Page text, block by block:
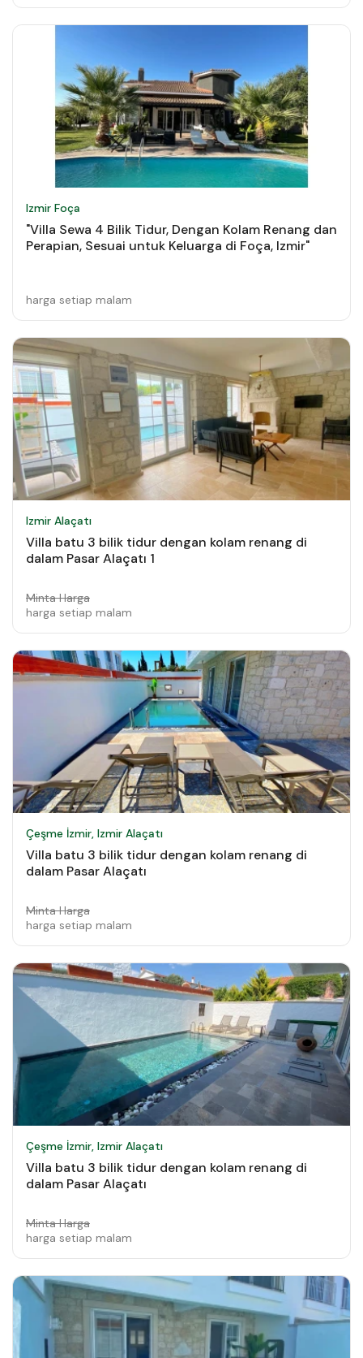
Izmir Foça
"Villa Sewa 4 Bilik Tidur, Dengan Kolam Renang dan
Perapian, Sesuai untuk Keluarga di Foça, Izmir"
harga setiap malam
Izmir Alaçatı
Villa batu 3 bilik tidur dengan kolam renang di
dalam Pasar Alaçatı 1
Minta Harga
harga setiap malam
Çeşme İzmir, Izmir Alaçatı
Villa batu 3 bilik tidur dengan kolam renang di
dalam Pasar Alaçatı
Minta Harga
harga setiap malam
Çeşme İzmir, Izmir Alaçatı
Villa batu 3 bilik tidur dengan kolam renang di
dalam Pasar Alaçatı
Minta Harga
harga setiap malam